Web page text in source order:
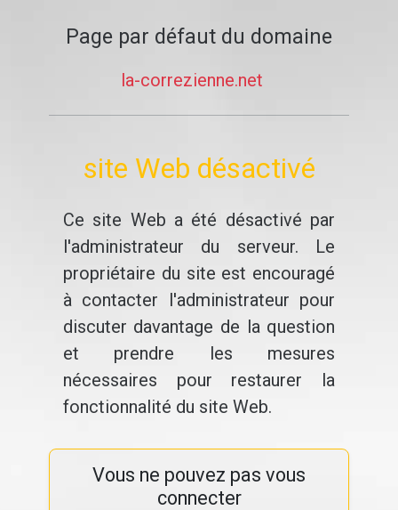
Page par défaut du domaine
la-correzienne.net
site Web désactivé
Ce site Web a été désactivé par
l'administrateur du serveur. Le
propriétaire du site est encouragé
à contacter l'administrateur pour
discuter davantage de la question
et prendre les mesures
nécessaires pour restaurer la
fonctionnalité du site Web.
Vous ne pouvez pas vous
connecter